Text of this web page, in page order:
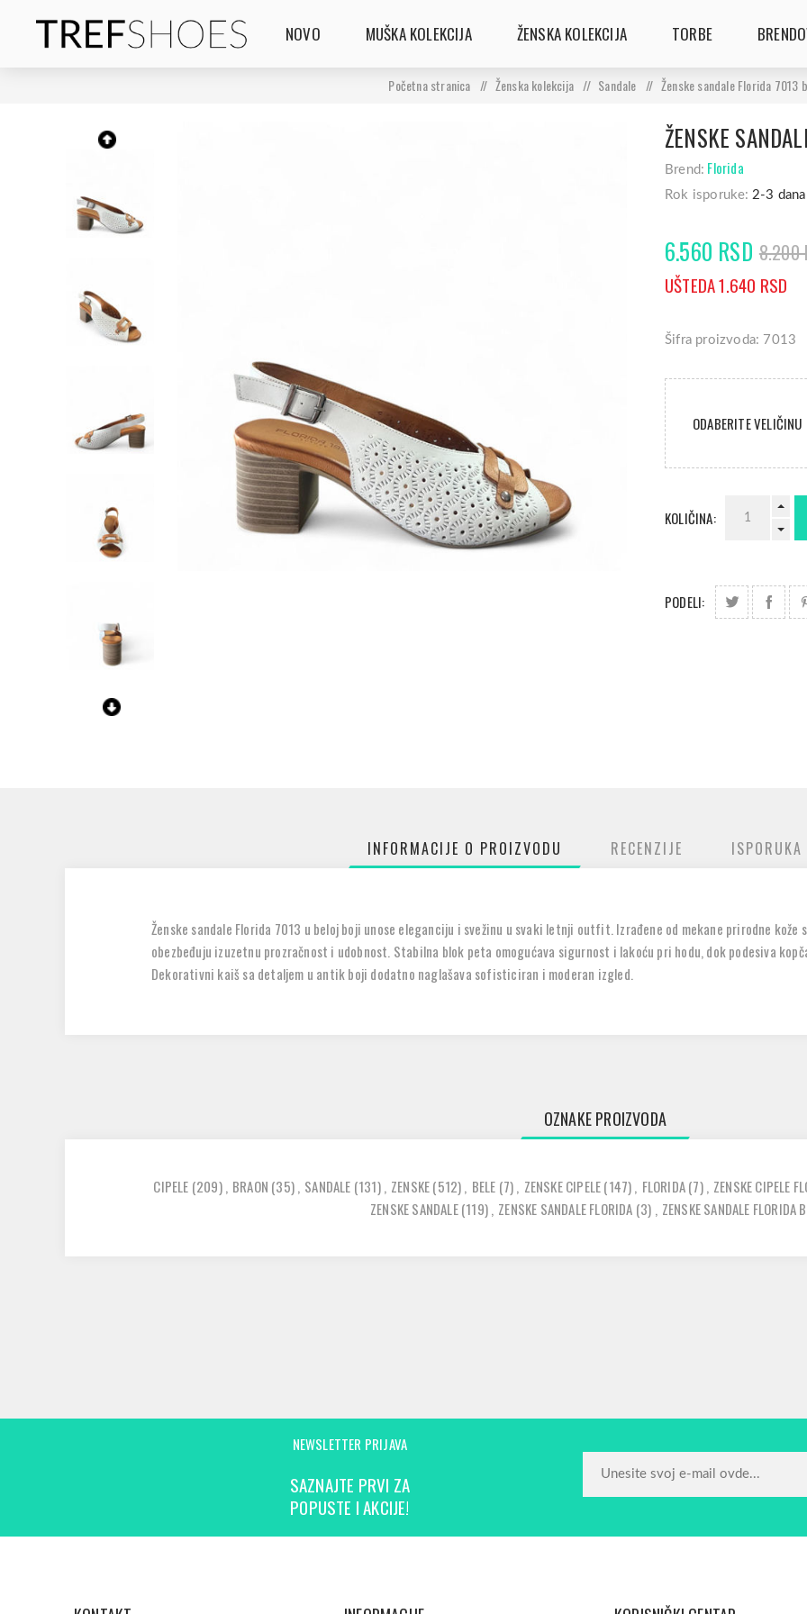
NOVO MUŠKA KOLEKCIJA ŽENSKA KOLEKCIJA TORBE
Početna stranica / Ženska kolekcija / Sandale / Ženske sandale Florida 7013
ŽENSKE
Brend: Florida
Rok isporuke: 2-3 dana
6.560 RSD 8.200
UŠTEDA 1.640 RSD
Šifra proizvoda: 7013
ODABERITE VELIČINU
KOLIČINA:
PODELI:
INFORMACIJE O PROIZVODU RECENZIJE ISPORUKA
Ženske sandale Florida 7013 u beloj boji unose eleganciju i svežinu u svaki letnji outfit. Izrađene od mekane prirodne
obezbeđuju izuzetnu prozračnost i udobnost. Stabilna blok peta omogućava sigurnost i lakoću pri hodu, dok podesiva
Dekorativni kaiš sa detaljem u antik boji dodatno naglašava sofisticiran i moderan izgled.
OZNAKE PROIZVODA
CIPELE (209), BRAON (35), SANDALE (131), ZENSKE(512), BELE (7), ZENSKE CIPELE(147), FLORIDA(7), ZENSKE CIPELE
ZENSKE SANDALE(119), ZENSKE SANDALE FLORIDA (3) , ZENSKE SANDALE FLORIDA
NEWSLETTER PRIJAVA
SAZNAJTE PRVI ZA
POPUSTE I AKCIJE!